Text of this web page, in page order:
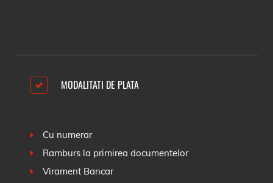
MODALITATI DE PLATA
Cu numerar
Ramburs la primirea documentelor
Virament Bancar